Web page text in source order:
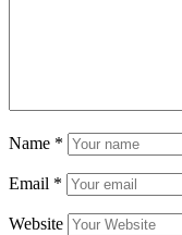
Name *
Email *
Website